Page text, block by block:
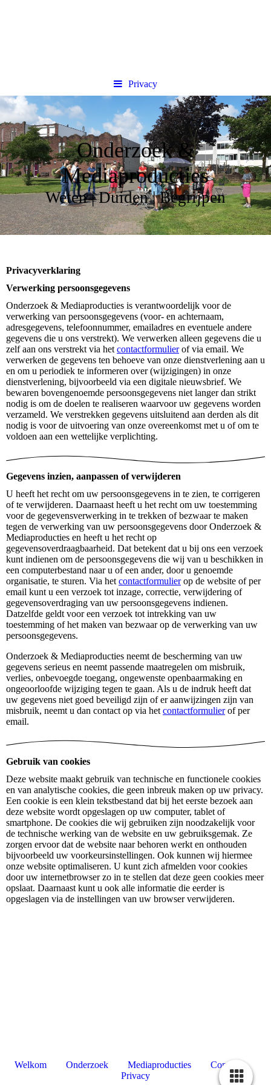
Privacy
Onderzoek &
Mediaproducties
Weten | Duiden | Begrijpen
Privacyverklaring
Verwerking persoonsgegevens
Onderzoek & Mediaproducties is verantwoordelijk voor de
verwerking van persoonsgegevens (voor- en achternaam,
adresgegevens, telefoonnummer, emailadres en eventuele andere
gegevens die u ons verstrekt). We verwerken alleen gegevens die u
zelf aan ons verstrekt via het contactformulierof via email. We
verwerken de gegevens ten behoeve van onze dienstverlening aan u
en om u periodiek te informeren over (wijzigingen) in onze
dienstverlening, bijvoorbeeld via een digitale nieuwsbrief. We
bewaren bovengenoemde persoonsgegevens niet langer dan strikt
nodig is om de doelen te realiseren waarvoor uw gegevens worden
verzameld. We verstrekken gegevens uitsluitend aan derden als dit
nodig is voor de uitvoering van onze overeenkomst met u of om te
voldoen aan een wettelijke verplichting.
Gegevens inzien, aanpassen of verwijderen
U heeft het recht om uw persoonsgegevens in te zien, te corrigeren
of te verwijderen. Daarnaast heeft u het recht om uw toestemming
voor de gegevensverwerking in te trekken of bezwaar te maken
tegen de verwerking van uw persoonsgegevens door Onderzoek &
Mediaproducties en heeft u het recht op
gegevensoverdraagbaarheid. Dat betekent dat u bij ons een verzoek
kunt indienen om de persoonsgegevens die wij van u beschikken in
een computerbestand naar u of een ander, door u genoemde
organisatie, te sturen. Via het contactformulierop de website of per
email kunt u een verzoek tot inzage, correctie, verwijdering of
gegevensoverdraging van uw persoonsgegevens indienen.
Datzelfde geldt voor een verzoek tot intrekking van uw
toestemming of het maken van bezwaar op de verwerking van uw
persoonsgegevens.
Onderzoek & Mediaproducties neemt de bescherming van uw
gegevens serieus en neemt passende maatregelen om misbruik,
verlies, onbevoegde toegang, ongewenste openbaarmaking en
ongeoorloofde wijziging tegen te gaan. Als u de indruk heeft dat
uw gegevens niet goed beveiligd zijn of er aanwijzingen zijn van
misbruik, neemt u dan contact op via het contactformulierof per
email.
Gebruik van cookies
Deze website maakt gebruik van technische en functionele cookies
en van analytische cookies, die geen inbreuk maken op uw privacy.
Een cookie is een klein tekstbestand dat bij het eerste bezoek aan
deze website wordt opgeslagen op uw computer, tablet of
smartphone. De cookies die wij gebruiken zijn noodzakelijk voor
de technische werking van de website en uw gebruiksgemak. Ze
zorgen ervoor dat de website naar behoren werkt en onthouden
bijvoorbeeld uw voorkeursinstellingen. Ook kunnen wij hiermee
onze website optimaliseren. U kunt zich afmelden voor cookies
door uw internetbrowser zo in te stellen dat deze geen cookies meer
opslaat. Daarnaast kunt u ook alle informatie die eerder is
opgeslagen via de instellingen van uw browser verwijderen.
Welkom Onderzoek Mediaproducties
Contact
Privacy